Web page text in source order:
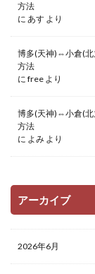
方法
に あす より
博多(天神)⇔小倉(北
方法
に free より
博多(天神)⇔小倉(北
方法
に よみ より
アーカイブ
2026年6月